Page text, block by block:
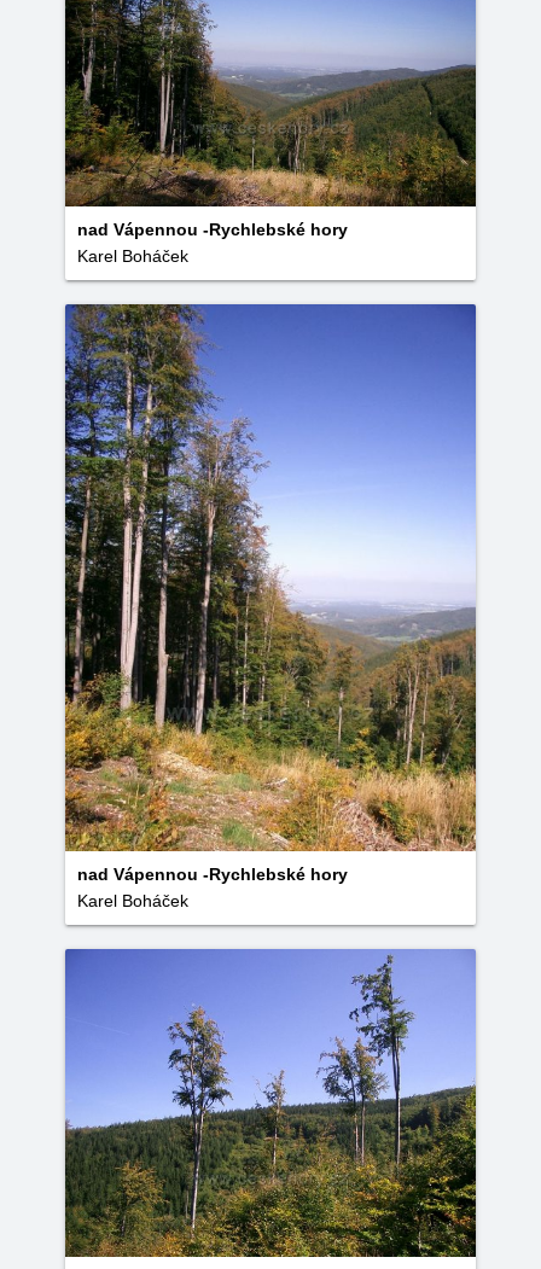
nad Vápennou -Rychlebské hory
Karel Boháček
nad Vápennou -Rychlebské hory
Karel Boháček